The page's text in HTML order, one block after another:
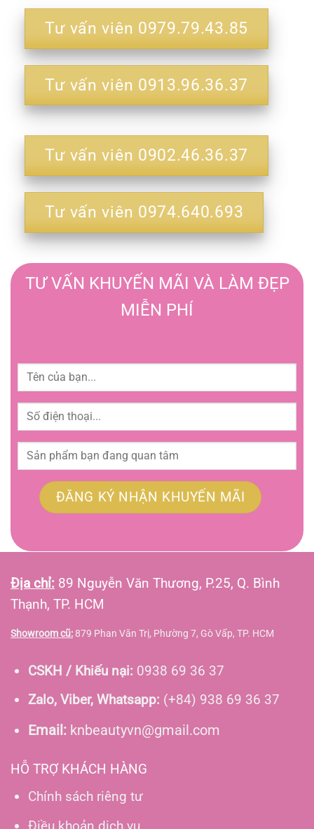
Tư vấn viên 0979.79.43.85
Tư vấn viên 0913.96.36.37
Tư vấn viên 0902.46.36.37
Tư vấn viên 0974.640.693
TƯ VẤN KHUYẾN MÃI VÀ LÀM ĐẸP
MIỄN PHÍ
Địa chỉ: 89 Nguyễn Văn Thương, P.25, Q. Bình
Thạnh, TP. HCM
Showroom cũ: 879 Phan Văn Trị, Phường 7, Gò Vấp, TP. HCM
CSKH / Khiếu nại: 0938 69 36 37
Zalo, Viber, Whatsapp: (+84) 938 69 36 37
Email:knbeautyvn@gmail.com
HỖ TRỢ KHÁCH HÀNG
Chính sách riêng tư
Điều khoản dịch vụ